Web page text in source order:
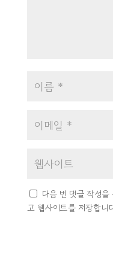
다음 번 댓글 작성을
고 웹사이트를 저장합니